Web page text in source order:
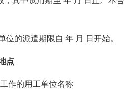
位的派遣期限自 年 月 日开始。
点
作的用工单位名称